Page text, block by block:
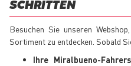
SCHRITTEN
Besuchen Sie unseren
Sortiment zu entdecken. Sobald
Ihre Miralbueno-